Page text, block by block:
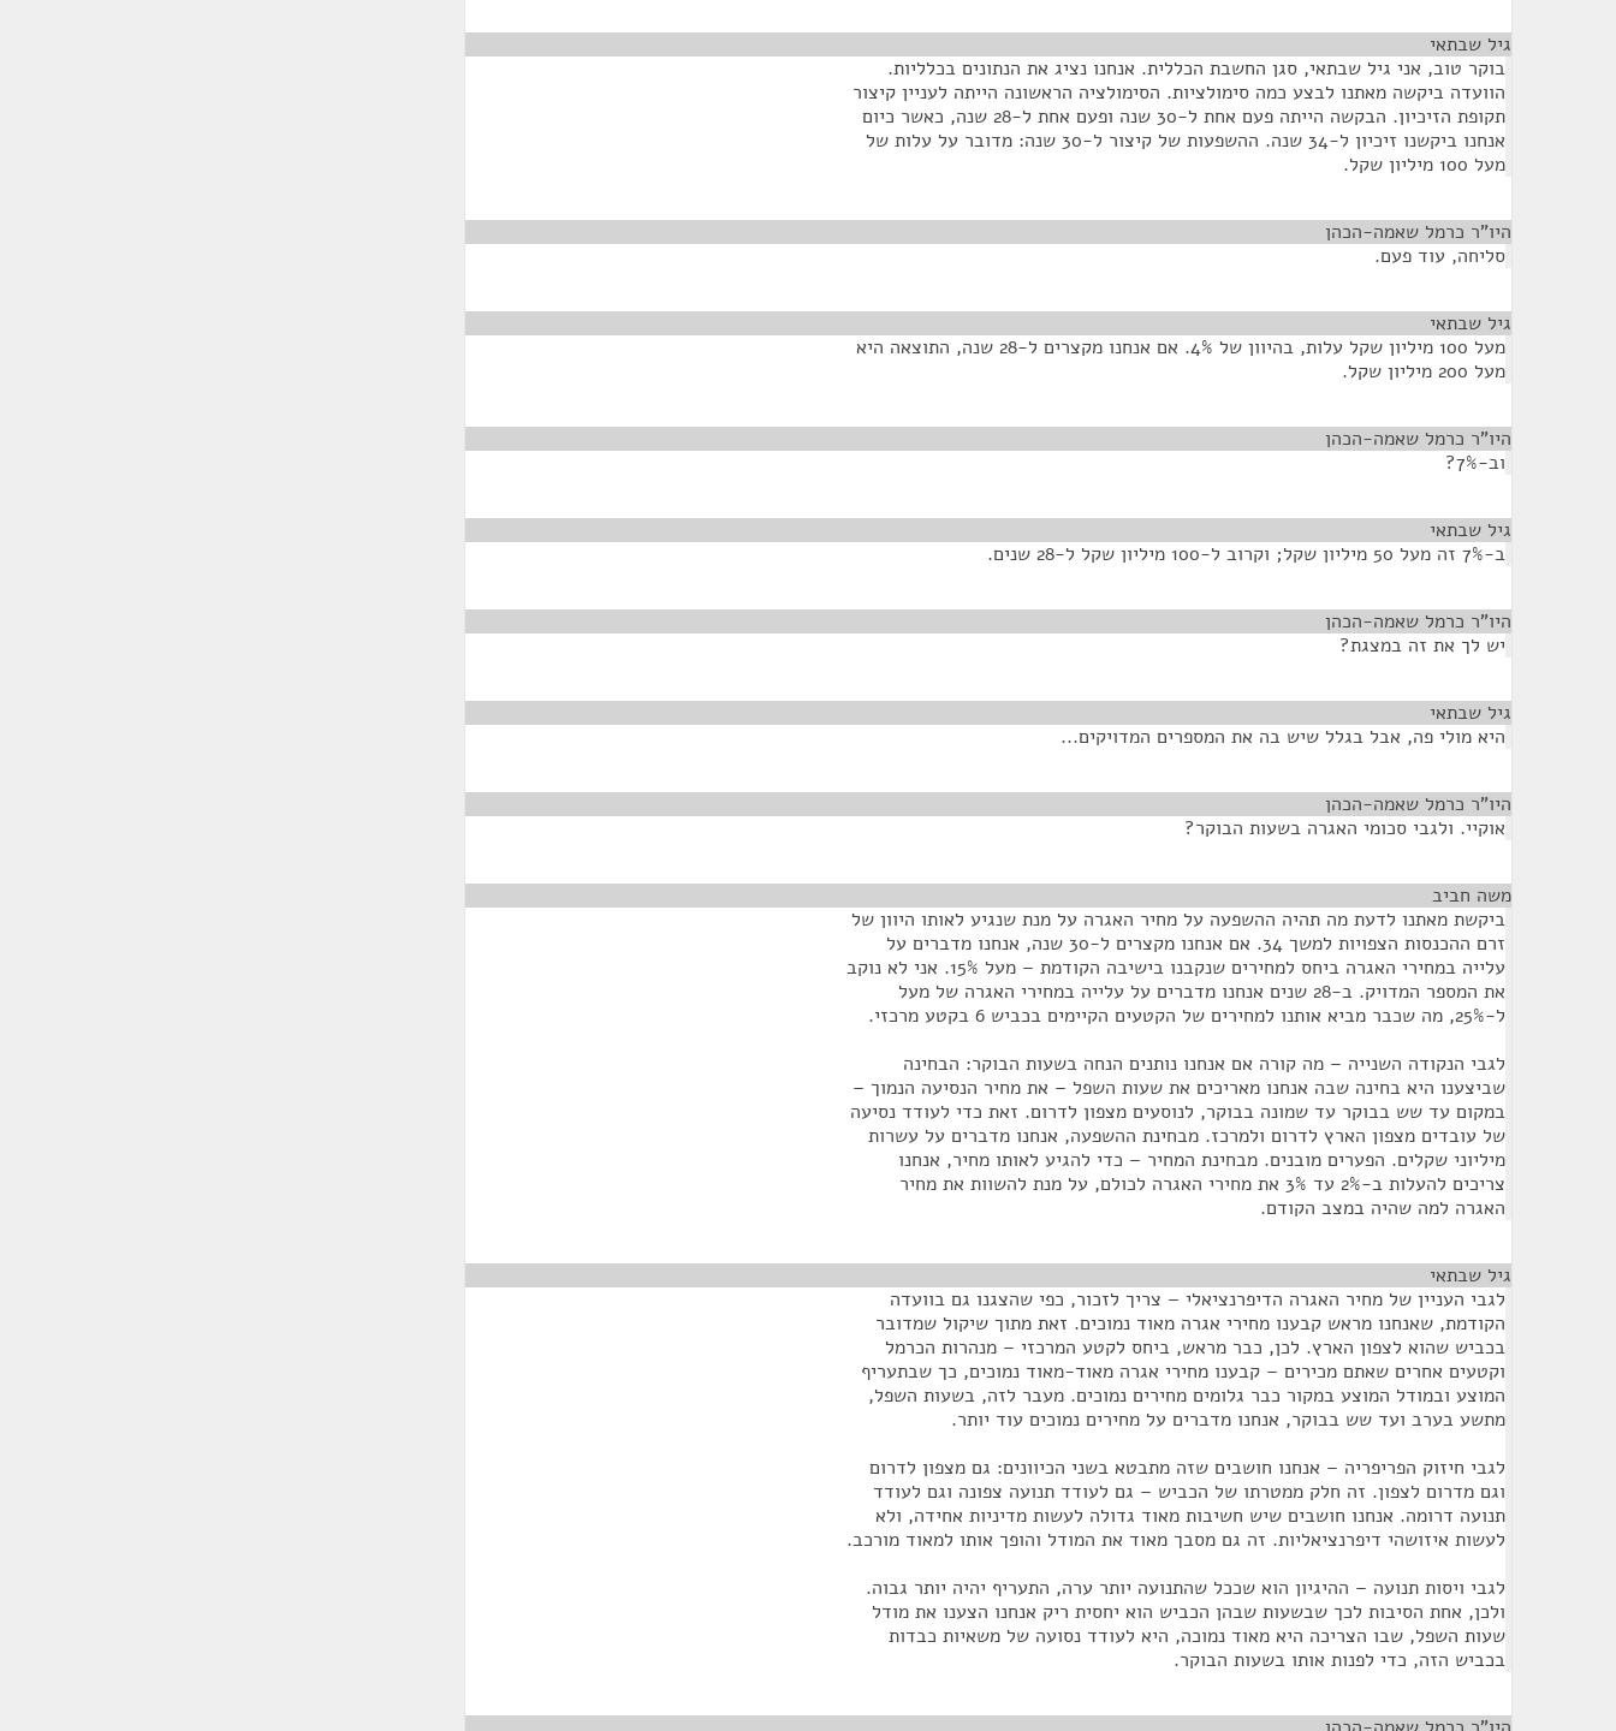
גיל שבתאי
בוקר טוב, אני גיל שבתאי, סגן החשבת הכללית. אנחנו נציג את הנתונים בכלליות.
הוועדה ביקשה מאתנו לבצע כמה סימולציות. הסימולציה הראשונה הייתה לעניין קיצור
תקופת הזיכיון. הבקשה הייתה פעם אחת ל-30 שנה ופעם אחת ל-28 שנה, כאשר כיום
אנחנו ביקשנו זיכיון ל-34 שנה. ההשפעות של קיצור ל-30 שנה: מדובר על עלות של
מעל 100 מיליון שקל.
היו"ר כרמל שאמה-הכהן
סליחה, עוד פעם.
גיל שבתאי
מעל 100 מיליון שקל עלות, בהיוון של 4%. אם אנחנו מקצרים ל-28 שנה, התוצאה היא
מעל 200 מיליון שקל.
היו"ר כרמל שאמה-הכהן
וב-7%?
גיל שבתאי
ב-7% זה מעל 50 מיליון שקל; וקרוב ל-100 מיליון שקל ל-28 שנים.
היו"ר כרמל שאמה-הכהן
יש לך את זה במצגת?
גיל שבתאי
היא מולי פה, אבל בגלל שיש בה את המספרים המדויקים...
היו"ר כרמל שאמה-הכהן
אוקיי. ולגבי סכומי האגרה בשעות הבוקר?
משה חביב
ביקשת מאתנו לדעת מה תהיה ההשפעה על מחיר האגרה על מנת שנגיע לאותו היוון של
זרם ההכנסות הצפויות למשך 34. אם אנחנו מקצרים ל-30 שנה, אנחנו מדברים על
עלייה במחירי האגרה ביחס למחירים שנקבנו בישיבה הקודמת – מעל 15%. אני לא נוקב
את המספר המדויק. ב-28 שנים אנחנו מדברים על עלייה במחירי האגרה של מעל
ל-25%, מה שכבר מביא אותנו למחירים של הקטעים הקיימים בכביש 6 בקטע מרכזי.
לגבי הנקודה השנייה – מה קורה אם אנחנו נותנים הנחה בשעות הבוקר: הבחינה
שביצענו היא בחינה שבה אנחנו מאריכים את שעות השפל – את מחיר הנסיעה הנמוך –
במקום עד שש בבוקר עד שמונה בבוקר, לנוסעים מצפון לדרום. זאת כדי לעודד נסיעה
של עובדים מצפון הארץ לדרום ולמרכז. מבחינת ההשפעה, אנחנו מדברים על עשרות
מיליוני שקלים. הפערים מובנים. מבחינת המחיר – כדי להגיע לאותו מחיר, אנחנו
צריכים להעלות ב-2% עד 3% את מחירי האגרה לכולם, על מנת להשוות את מחיר
האגרה למה שהיה במצב הקודם.
גיל שבתאי
לגבי העניין של מחיר האגרה הדיפרנציאלי – צריך לזכור, כפי שהצגנו גם בוועדה
הקודמת, שאנחנו מראש קבענו מחירי אגרה מאוד נמוכים. זאת מתוך שיקול שמדובר
בכביש שהוא לצפון הארץ. לכן, כבר מראש, ביחס לקטע המרכזי – מנהרות הכרמל
וקטעים אחרים שאתם מכירים – קבענו מחירי אגרה מאוד-מאוד נמוכים, כך שבתעריף
המוצע ובמודל המוצע במקור כבר גלומים מחירים נמוכים. מעבר לזה, בשעות השפל,
מתשע בערב ועד שש בבוקר, אנחנו מדברים על מחירים נמוכים עוד יותר.
לגבי חיזוק הפריפריה – אנחנו חושבים שזה מתבטא בשני הכיוונים: גם מצפון לדרום
וגם מדרום לצפון. זה חלק ממטרתו של הכביש – גם לעודד תנועה צפונה וגם לעודד
תנועה דרומה. אנחנו חושבים שיש חשיבות מאוד גדולה לעשות מדיניות אחידה, ולא
לעשות איזושהי דיפרנציאליות. זה גם מסבך מאוד את המודל והופך אותו למאוד מורכב.
לגבי ויסות תנועה – ההיגיון הוא שככל שהתנועה יותר ערה, התעריף יהיה יותר גבוה.
ולכן, אחת הסיבות לכך שבשעות שבהן הכביש הוא יחסית ריק אנחנו הצענו את מודל
שעות השפל, שבו הצריכה היא מאוד נמוכה, היא לעודד נסועה של משאיות כבדות
בכביש הזה, כדי לפנות אותו בשעות הבוקר.